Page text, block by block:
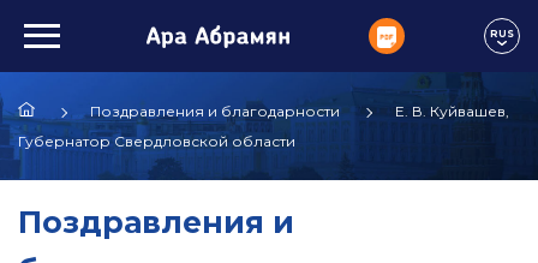
RUS
Поздравления и благодарности
Е. В. Куйвашев,
Губернатор Свердловской области
Поздравления и